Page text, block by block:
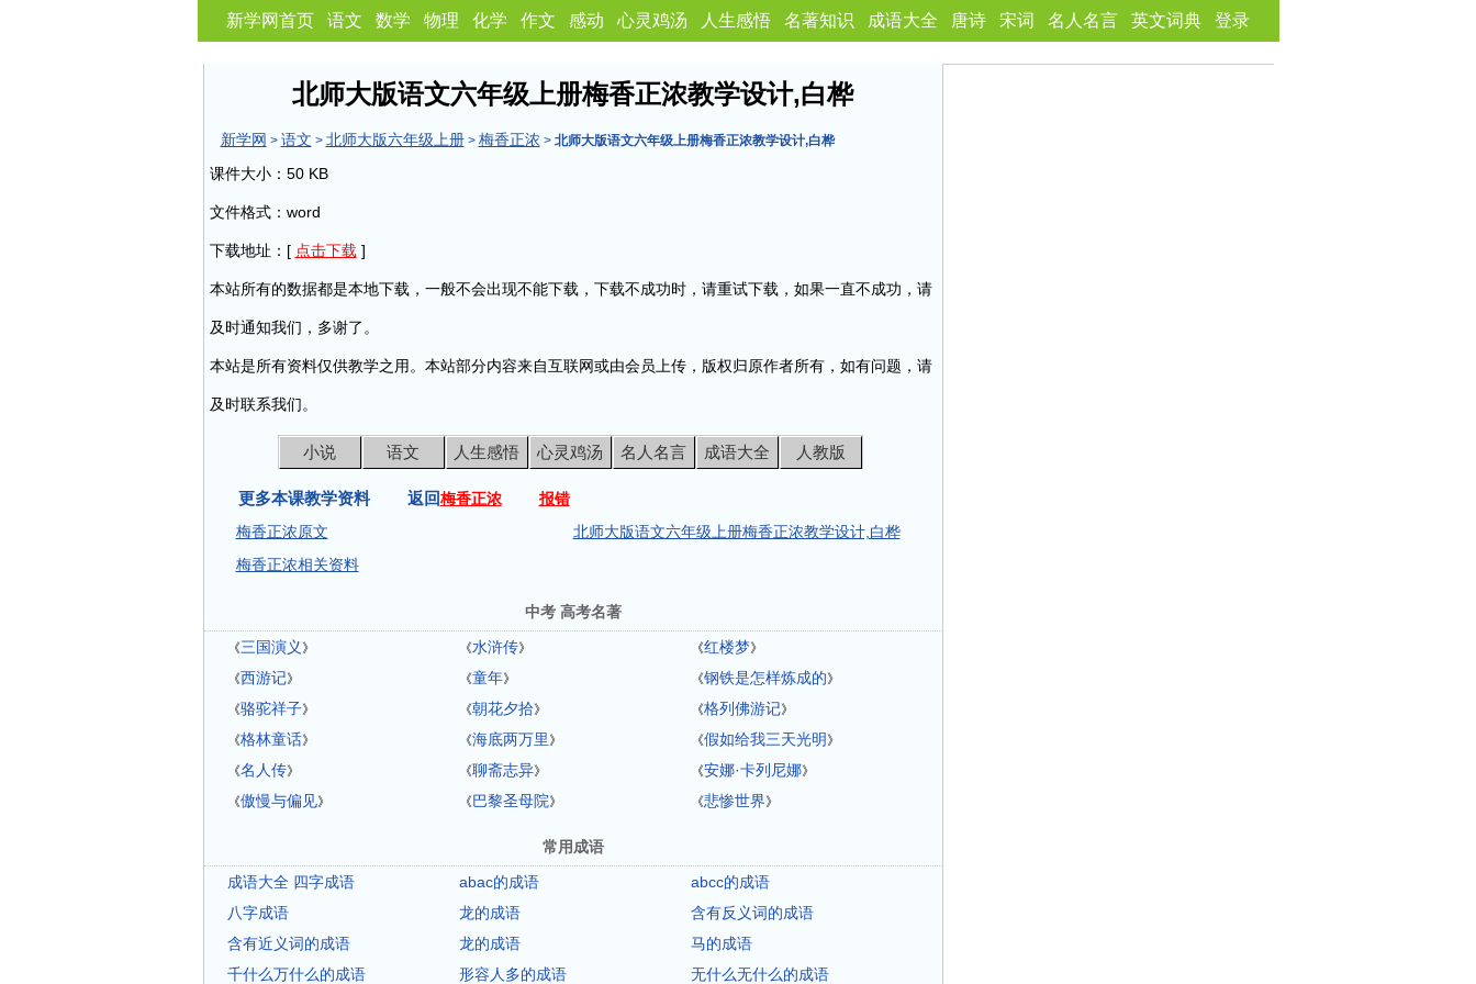
新学网首页 语文 数学 物理 化学 作文 感动 心灵鸡汤 人生感悟 名著知识 成语大全 唐诗 宋词 名人名言 英文词典 登录
北师大版语文六年级上册梅香正浓教学设计,白桦
新学网 > 语文 > 北师大版六年级上册> 梅香正浓 > 北师大版语文六年级上册梅香正浓教学设计,白桦
课件大小：50 KB
文件格式：word
下载地址：[ 点击下载 ]
本站所有的数据都是本地下载，一般不会出现不能下载，下载不成功时，请重试下载，如果一直不成功，请
及时通知我们，多谢了。
本站是所有资料仅供教学之用。本站部分内容来自互联网或由会员上传，版权归原作者所有，如有问题，请
及时联系我们。
小说 语文 人生感悟 心灵鸡汤 名人名言 成语大全 人教版
更多本课教学资料 返回梅香正浓
报错
梅香正浓原文
北师大版语文六年级上册梅香正浓教学设计,白桦
梅香正浓相关资料
中考 高考名著
《三国演义 》 《水浒传》 《红楼梦》
《西游记》 《童年》 《钢铁是怎样炼成的》
《骆驼祥子》 《朝花夕拾》 《格列佛游记》
《格林童话》 《海底两万里 》 《假如给我三天光明 》
《名人传》 《聊斋志异》 《安娜·卡列尼娜》
《傲慢与偏见》 《巴黎圣母院》 《悲惨世界》
常用成语
成语大全 四字成语
abac的成语
abcc的成语
八字成语
龙的成语
含有反义词的成语
含有近义词的成语
龙的成语
马的成语
千什么万什么的成语
形容人多的成语 无什么无什么的成语